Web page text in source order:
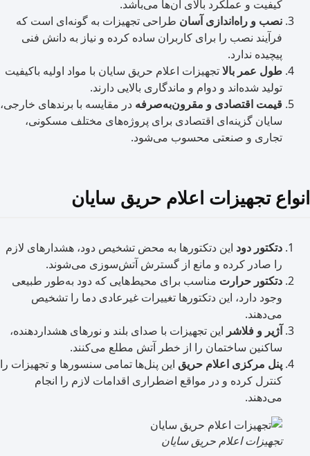
کیفیت و عملکرد بالای آن‌ها می‌باشد.
نصب و راه‌اندازی آسانطراحی تجهیزات به گونه‌ای است که
فرآیند نصب را برای کاربران ساده کرده و نیاز به دانش فنی
پیچیده ندارد.
طول عمر بالاتجهیزات اعلام حریق سایان با مواد اولیه باکیفیت
تولید شده‌اند و دوام و ماندگاری بالایی دارند.
قیمت اقتصادی و مقرون‌به‌صرفهدر مقایسه با برندهای خارجی،
سایان گزینه‌ای اقتصادی برای پروژه‌های مختلف مسکونی،
تجاری و صنعتی محسوب می‌شود.
تجهیزات اعلام حریق سایان
دتکتور دوداین دتکتورها به محض تشخیص دود، هشدارهای لازم
را صادر کرده و مانع از گسترش آتش‌سوزی می‌شوند.
دتکتور حرارتمناسب برای محیط‌هایی که دود به‌طور طبیعی
وجود دارد، این دتکتورها تغییرات غیرعادی دما را تشخیص
می‌دهند.
آژیر و فلاشر این تجهیزات با صدای بلند و نورهای هشداردهنده،
ساکنین ساختمان را از خطر آتش مطلع می‌کنند.
پنل مرکزی اعلام حریق این پنل‌ها تمامی سنسورها و تجهیزات را
کنترل کرده و در مواقع اضطراری اقدامات لازم را انجام
می‌دهند.
تجهیزات اعلام حریق سایان